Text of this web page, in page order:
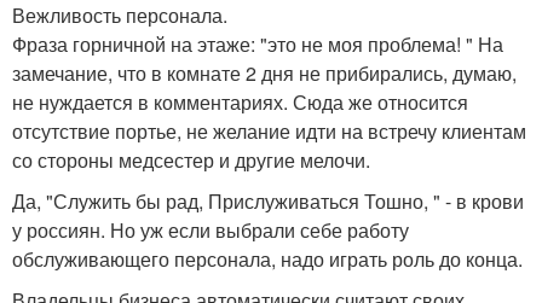
Вежливость персонала.
Фраза горничной на этаже: "это не моя проблема! " На
замечание, что в комнате 2 дня не прибирались, думаю,
не нуждается в комментариях. Сюда же относится
отсутствие портье, не желание идти на встречу клиентам
со стороны медсестер и другие мелочи.
Да, "Служить бы рад, Прислуживаться Тошно, " - в крови
у россиян. Но уж если выбрали себе работу
обслуживающего персонала, надо играть роль до конца.